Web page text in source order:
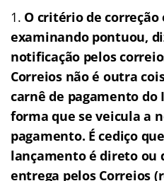
O critério de correção
examinando pontuou,
notificação pelos
Correios não é outra
carnê de pagamento do
forma que se veicula a
pagamento. É cediço
lançamento é direto ou
entrega pelos Correios